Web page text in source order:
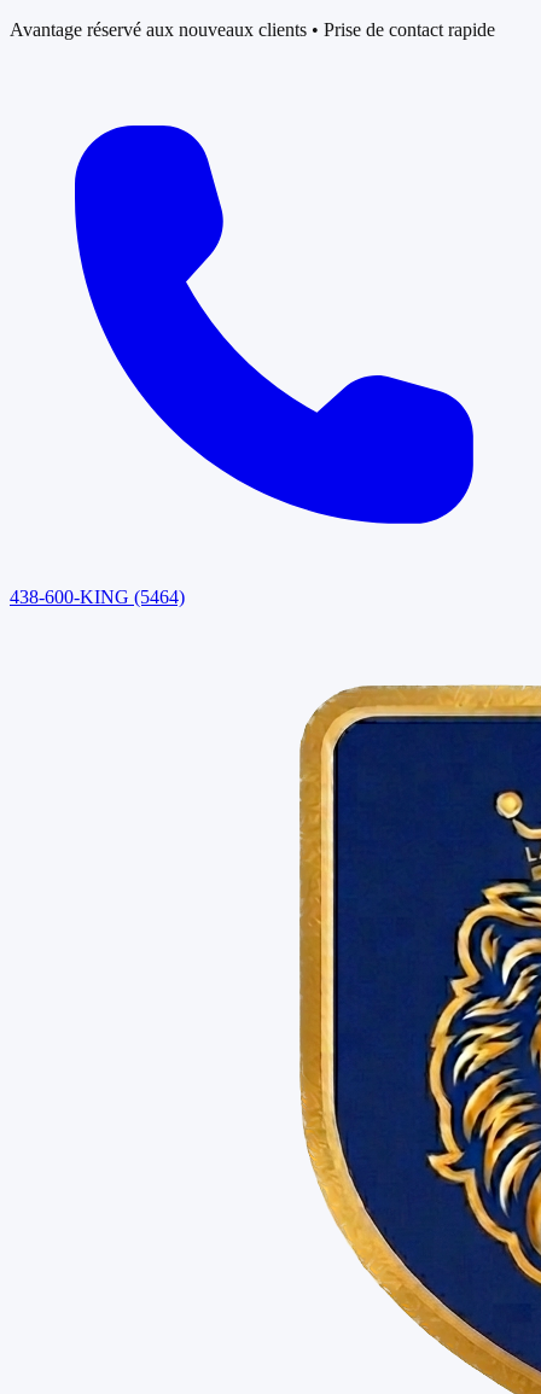
Avantage réservé aux nouveaux clients • Prise de contact rapide
438-600-KING (5464)